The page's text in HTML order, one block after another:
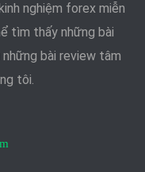
nghiệm forex miễn
tìm thấy những bài
bài review tâm
tôi.